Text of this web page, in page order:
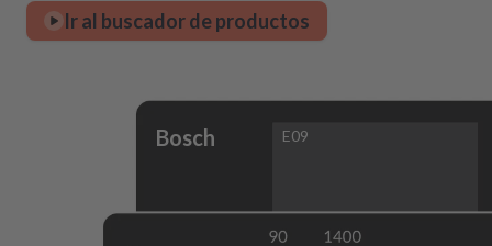
Ir al buscador de productos
Bosch E09